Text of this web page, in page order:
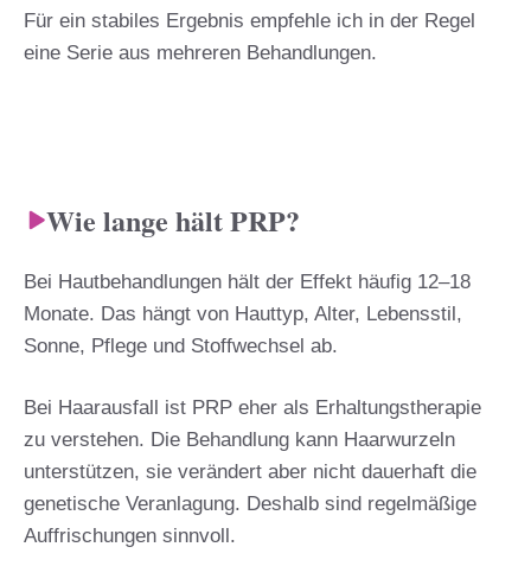
Für ein stabiles Ergebnis empfehle ich in der Regel
eine Serie aus mehreren Behandlungen.
Wie lange hält PRP?
Bei Hautbehandlungen hält der Effekt häufig 12–18
Monate. Das hängt von Hauttyp, Alter, Lebensstil,
Sonne, Pflege und Stoffwechsel ab.
Bei Haarausfall ist PRP eher als Erhaltungstherapie
zu verstehen. Die Behandlung kann Haarwurzeln
unterstützen, sie verändert aber nicht dauerhaft die
genetische Veranlagung. Deshalb sind regelmäßige
Auffrischungen sinnvoll.